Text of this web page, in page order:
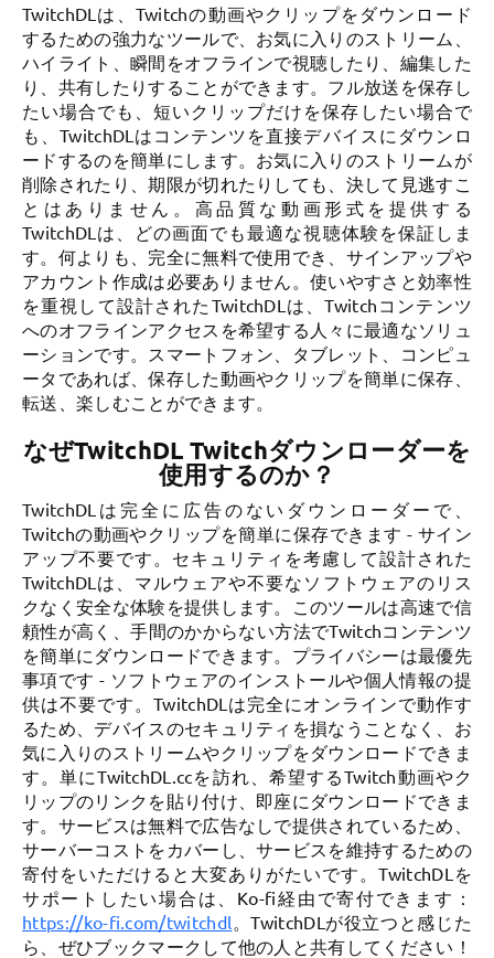
TwitchDLは、Twitchの動画やクリップをダウンロード
するための強力なツールで、お気に入りのストリーム、
ハイライト、瞬間をオフラインで視聴したり、編集した
り、共有したりすることができます。フル放送を保存し
たい場合でも、短いクリップだけを保存したい場合で
も、TwitchDLはコンテンツを直接デバイスにダウンロ
ードするのを簡単にします。お気に入りのストリームが
削除されたり、期限が切れたりしても、決して見逃すこ
とはありません。高品質な動画形式を提供する
TwitchDLは、どの画面でも最適な視聴体験を保証しま
す。何よりも、完全に無料で使用でき、サインアップや
アカウント作成は必要ありません。使いやすさと効率性
を重視して設計されたTwitchDLは、Twitchコンテンツ
へのオフラインアクセスを希望する人々に最適なソリュ
ーションです。スマートフォン、タブレット、コンピュ
ータであれば、保存した動画やクリップを簡単に保存、
転送、楽しむことができます。
なぜTwitchDL Twitchダウンローダーを
使用するのか？
TwitchDLは完全に広告のないダウンローダーで、
Twitchの動画やクリップを簡単に保存できます - サイン
アップ不要です。セキュリティを考慮して設計された
TwitchDLは、マルウェアや不要なソフトウェアのリス
クなく安全な体験を提供します。このツールは高速で信
頼性が高く、手間のかからない方法でTwitchコンテンツ
を簡単にダウンロードできます。プライバシーは最優先
事項です - ソフトウェアのインストールや個人情報の提
供は不要です。TwitchDLは完全にオンラインで動作す
るため、デバイスのセキュリティを損なうことなく、お
気に入りのストリームやクリップをダウンロードできま
す。単にTwitchDL.ccを訪れ、希望するTwitch動画やク
リップのリンクを貼り付け、即座にダウンロードできま
す。サービスは無料で広告なしで提供されているため、
サーバーコストをカバーし、サービスを維持するための
寄付をいただけると大変ありがたいです。TwitchDLを
サポートしたい場合は、Ko-fi経由で寄付できます：
https://ko-fi.com/twitchdl 。TwitchDLが役立つと感じた
ら、ぜひブックマークして他の人と共有してください！